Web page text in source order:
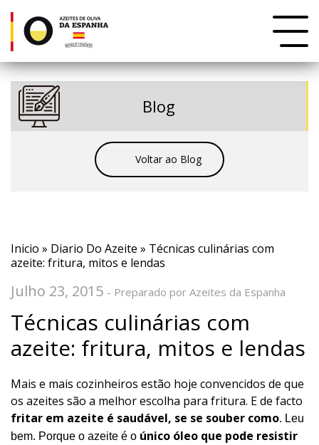
Blog
Voltar ao Blog
Inicio » Diario Do Azeite » Técnicas culinárias com
azeite: fritura, mitos e lendas
Julho 23, 2015 - Preparado por Azeites da Espanha
Técnicas culinárias com
azeite: fritura, mitos e lendas
Mais e mais cozinheiros estão hoje convencidos de que
os azeites são a melhor escolha para fritura. E de facto
fritar em azeite é saudável, se se souber como. Leu
bem. Porque o azeite é o único óleo que pode resistir